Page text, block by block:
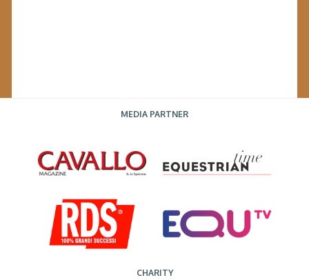
MEDIA PARTNER
CHARITY